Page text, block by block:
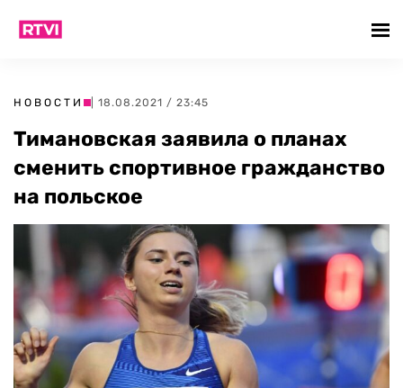
НОВОСТИ | 18.08.2021 / 23:45
Тимановская заявила о планах
сменить спортивное гражданство
на польское